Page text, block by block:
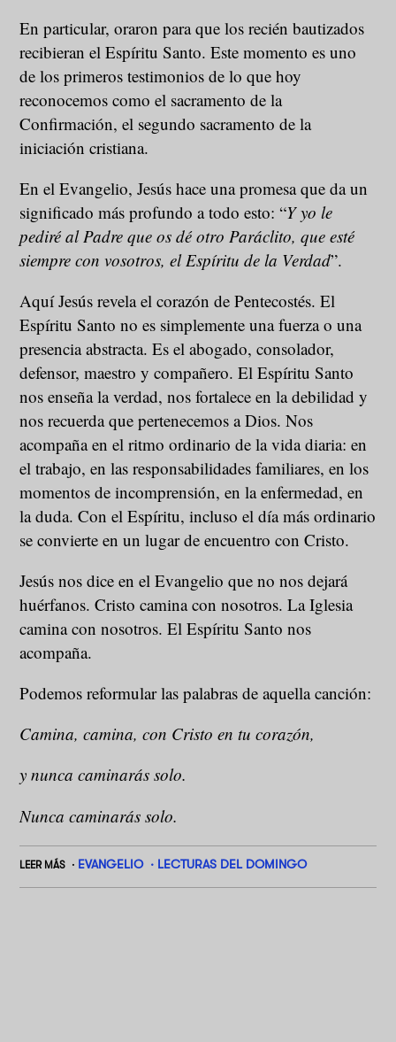
En particular, oraron para que los recién bautizados
recibieran el Espíritu Santo. Este momento es uno
de los primeros testimonios de lo que hoy
reconocemos como el sacramento de la
Confirmación, el segundo sacramento de la
iniciación cristiana.
En el Evangelio, Jesús hace una promesa que da un
significado más profundo a todo esto: “Y yo le
pediré al Padre que os dé otro Paráclito, que esté
siempre con vosotros, el Espíritu de la Verdad”.
Aquí Jesús revela el corazón de Pentecostés. El
Espíritu Santo no es simplemente una fuerza o una
presencia abstracta. Es el abogado, consolador,
defensor, maestro y compañero. El Espíritu Santo
nos enseña la verdad, nos fortalece en la debilidad y
nos recuerda que pertenecemos a Dios. Nos
acompaña en el ritmo ordinario de la vida diaria: en
el trabajo, en las responsabilidades familiares, en los
momentos de incomprensión, en la enfermedad, en
la duda. Con el Espíritu, incluso el día más ordinario
se convierte en un lugar de encuentro con Cristo.
Jesús nos dice en el Evangelio que no nos dejará
huérfanos. Cristo camina con nosotros. La Iglesia
camina con nosotros. El Espíritu Santo nos
acompaña.
Podemos reformular las palabras de aquella canción:
Camina, camina, con Cristo en tu corazón,
y nunca caminarás solo.
Nunca caminarás solo.
LEER MÁS EVANGELIO LECTURAS DEL DOMINGO